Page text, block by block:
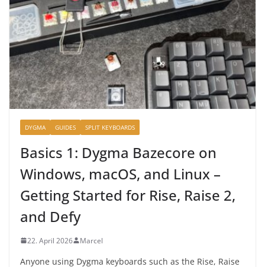
DYGMA GUIDES SPLIT KEYBOARDS
Basics 1: Dygma Bazecore on
Windows, macOS, and Linux –
Getting Started for Rise, Raise 2,
and Defy
22. April 2026 Marcel
Anyone using Dygma keyboards such as the Rise, Raise